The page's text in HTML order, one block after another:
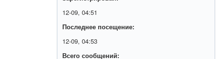
12-09, 04:51
Последнее посещение:
12-09, 04:53
Всего сообщений: